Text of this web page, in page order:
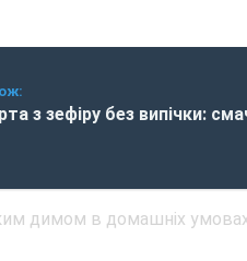
з зефіру без випічки: